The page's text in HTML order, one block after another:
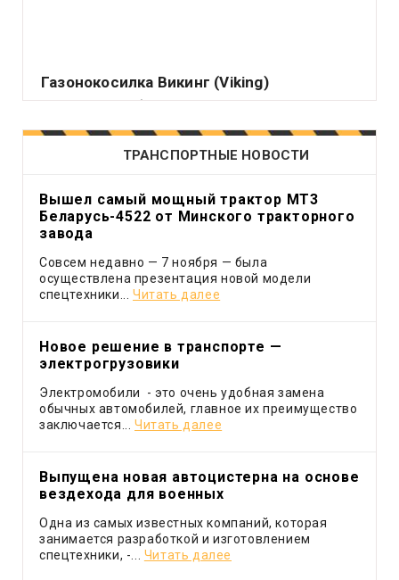
Газонокосилка Викинг (Viking)
Подавляющее большинство владельцев садовых
или приусадебных участков считает делом чести
ТРАНСПОРТНЫЕ НОВОСТИ
Вышел самый мощный трактор МТ3
Беларусь-4522 от Минского тракторного
завода
Совсем недавно — 7 ноября — была
осуществлена презентация новой модели
спецтехники... Читать далее
Новое решение в транспорте —
электрогрузовики
Электромобили - это очень удобная замена
обычных автомобилей, главное их преимущество
заключается... Читать далее
Выпущена новая автоцистерна на основе
вездехода для военных
Одна из самых известных компаний, которая
занимается разработкой и изготовлением
спецтехники, -... Читать далее